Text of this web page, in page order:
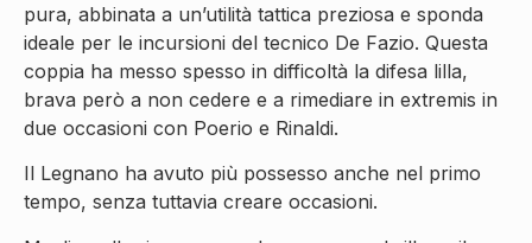
pura, abbinata a un’utilità tattica preziosa e sponda
ideale per le incursioni del tecnico De Fazio. Questa
coppia ha messo spesso in difficoltà la difesa lilla,
brava però a non cedere e a rimediare in extremis in
due occasioni con Poerio e Rinaldi.
Il Legnano ha avuto più possesso anche nel primo
tempo, senza tuttavia creare occasioni.